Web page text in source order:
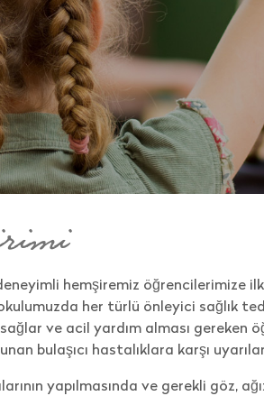
hemşiremiz öğrencilerimize
her türlü önleyici sağlık
sağlar ve acil yardım alması
bulaşıcı hastalıklara karşı
yapılmasında ve gerekli göz,